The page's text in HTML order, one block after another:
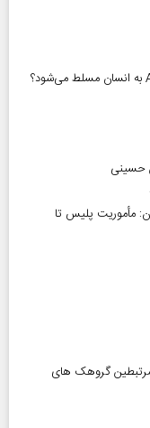
مأموریت پلیس تا
و مرتبطین گروهک های